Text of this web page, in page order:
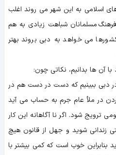
اسلامی به این شهر می روند اغلب
مسلمانان شباهت زیادی به هم
می خواهد به دبی بروند بهتر
آن ها بدانیم، نکاتی چون:
دبی ببینیم که دست در دست هم در
در ملأ عام جرم به حساب می آید
ترویج شود. اگر نا آگاهانه این کار
زندانی شوید و جهل از قانون هیچ
بنابراین خوب است که کمی بیشتر با